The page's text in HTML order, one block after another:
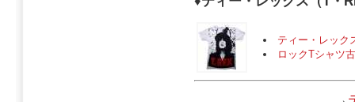
ティー・レック
ロックTシャツ